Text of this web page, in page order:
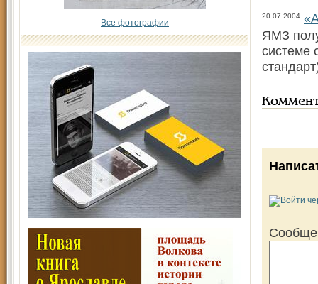
Все фотографии
20.07.2004
ЯМЗ
системе